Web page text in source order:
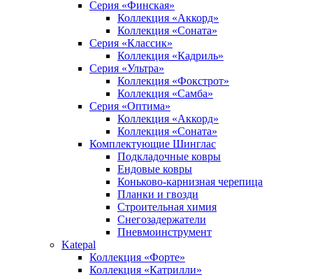
Серия «Финская»
Коллекция «Аккорд»
Коллекция «Соната»
Серия «Классик»
Коллекция «Кадриль»
Серия «Ультра»
Коллекция «Фокстрот»
Коллекция «Самба»
Серия «Оптима»
Коллекция «Аккорд»
Коллекция «Соната»
Комплектующие Шинглас
Подкладочные ковры
Ендовые ковры
Коньково-карнизная черепица
Планки и гвозди
Строительная химия
Снегозадержатели
Пневмоинструмент
Katepal
Коллекция «Форте»
Коллекция «Катрилли»